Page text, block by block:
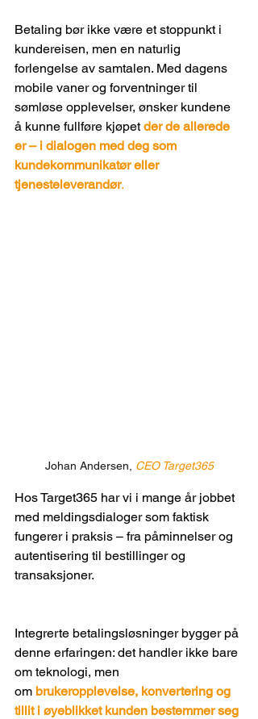
Betaling bør ikke være et stoppunkt i
kundereisen, men en naturlig
forlengelse av samtalen. Med dagens
mobile vaner og forventninger til
sømløse opplevelser, ønsker kundene
å kunne fullføre kjøpet der de allerede
er – i dialogen med deg som
kundekommunikatør eller
tjenesteleverandør.
Johan Andersen, CEO Target365
Hos Target365 har vi i mange år jobbet
med meldingsdialoger som faktisk
fungerer i praksis – fra påminnelser og
autentisering til bestillinger og
transaksjoner.
Integrerte betalingsløsninger bygger på
denne erfaringen: det handler ikke bare
om teknologi, men
om brukeropplevelse, konvertering og
tillit i øyeblikket kunden bestemmer seg